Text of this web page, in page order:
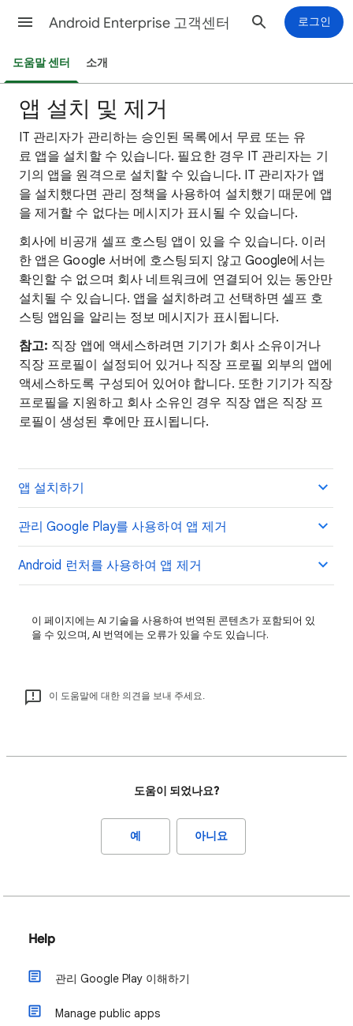
Android Enterprise 고객센터 로그인
도움말 센터 소개
앱 설치 및 제거
IT 관리자가 관리하는 승인된 목록에서 무료 또는 유
료 앱을 설치할 수 있습니다. 필요한 경우 IT 관리자는 기
기의 앱을 원격으로 설치할 수 있습니다. IT 관리자가 앱
을 설치했다면 관리 정책을 사용하여 설치했기 때문에 앱
을 제거할 수 없다는 메시지가 표시될 수 있습니다.
회사에 비공개 셀프 호스팅 앱이 있을 수 있습니다. 이러
한 앱은 Google 서버에 호스팅되지 않고 Google에서는
확인할 수 없으며 회사 네트워크에 연결되어 있는 동안만
설치될 수 있습니다. 앱을 설치하려고 선택하면 셀프 호
스팅 앱임을 알리는 정보 메시지가 표시됩니다.
참고: 직장 앱에 액세스하려면 기기가 회사 소유이거나
직장 프로필이 설정되어 있거나 직장 프로필 외부의 앱에
액세스하도록 구성되어 있어야 합니다. 또한 기기가 직장
프로필을 지원하고 회사 소유인 경우 직장 앱은 직장 프
로필이 생성된 후에만 표시됩니다.
앱 설치하기
관리 Google Play를 사용하여 앱 제거
Android 런처를 사용하여 앱 제거
이 페이지에는 AI 기술을 사용하여 번역된 콘텐츠가 포함되어 있
을 수 있으며, AI 번역에는 오류가 있을 수도 있습니다.
이 도움말에 대한 의견을 보내 주세요.
도움이 되었나요?
예 아니요
Help
관리 Google Play 이해하기
Manage public apps